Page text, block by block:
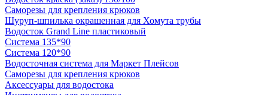
Саморезы для крепления крюков
Шуруп-шпилька окрашенная для Хомута трубы
Водосток Grand Line пластиковый
Система 135*90
Система 120*90
Водосточная система для Маркет Плейсов
Саморезы для крепления крюков
Аксессуары для водостока